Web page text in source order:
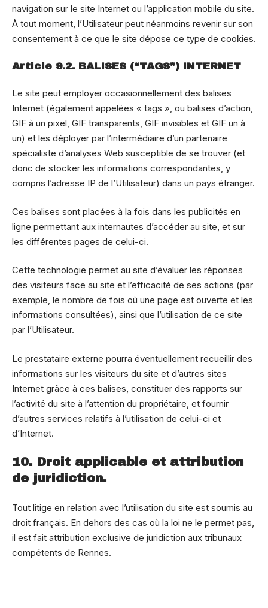
navigation sur le site Internet ou l’application mobile du site.
À tout moment, l’Utilisateur peut néanmoins revenir sur son
consentement à ce que le site dépose ce type de cookies.
Article 9.2. BALISES (“TAGS”) INTERNET
Le site peut employer occasionnellement des balises
Internet (également appelées « tags », ou balises d’action,
GIF à un pixel, GIF transparents, GIF invisibles et GIF un à
un) et les déployer par l’intermédiaire d’un partenaire
spécialiste d’analyses Web susceptible de se trouver (et
donc de stocker les informations correspondantes, y
compris l’adresse IP de l’Utilisateur) dans un pays étranger.
Ces balises sont placées à la fois dans les publicités en
ligne permettant aux internautes d’accéder au site, et sur
les différentes pages de celui-ci.
Cette technologie permet au site d’évaluer les réponses
des visiteurs face au site et l’efficacité de ses actions (par
exemple, le nombre de fois où une page est ouverte et les
informations consultées), ainsi que l’utilisation de ce site
par l’Utilisateur.
Le prestataire externe pourra éventuellement recueillir des
informations sur les visiteurs du site et d’autres sites
Internet grâce à ces balises, constituer des rapports sur
l’activité du site à l’attention du propriétaire, et fournir
d’autres services relatifs à l’utilisation de celui-ci et
d’Internet.
10. Droit applicable et attribution
de juridiction.
Tout litige en relation avec l’utilisation du site est soumis au
droit français. En dehors des cas où la loi ne le permet pas,
il est fait attribution exclusive de juridiction aux tribunaux
compétents de Rennes.